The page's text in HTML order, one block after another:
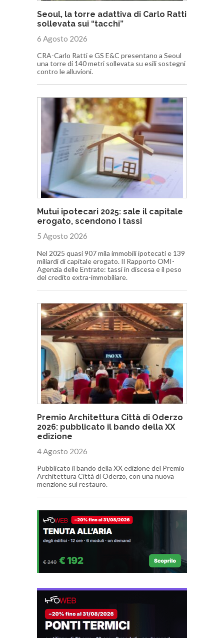
Seoul, la torre adattiva di Carlo Ratti
sollevata sui “tacchi”
6 Agosto 2026
CRA-Carlo Ratti e GS E&C presentano a Seoul
una torre di 140 metri sollevata su esili sostegni
contro le alluvioni.
Mutui ipotecari 2025: sale il capitale
erogato, scendono i tassi
5 Agosto 2026
Nel 2025 quasi 907 mila immobili ipotecati e 139
miliardi di capitale erogato. Il Rapporto OMI-
Agenzia delle Entrate: tassi in discesa e il peso
del credito extra-immobiliare.
Premio Architettura Città di Oderzo
2026: pubblicato il bando della XX
edizione
4 Agosto 2026
Pubblicato il bando della XX edizione del Premio
Architettura Città di Oderzo, con una nuova
menzione sul restauro.